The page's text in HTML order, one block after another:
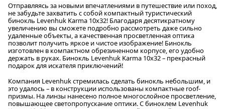
Отправляясь за новыми впечатлениями в путешествие или поход,
не забудьте захватить с собой компактный туристический
бинокль Levenhuk Karma 10x32! Благодаря десятикратному
увеличению вы сможете подробно рассмотреть даже сильно
удаленные объекты, а качественная просветленная оптика
позволит получить яркое и чистое изображение! Бинокль
изготовлен в компактном обрезиненном корпусе, его удобно
держать в руках. Бинокль Levenhuk Karma 10x32 – прекрасный
подарок для искателя приключений!
Компания Levenhuk стремилась сделать бинокль небольшим, и
это удалось – в конструкции использованы компактные roof-
призмы. На линзы нанесено полное многослойное просветление,
повышающее светопропускание оптики. С биноклем Levenhuk